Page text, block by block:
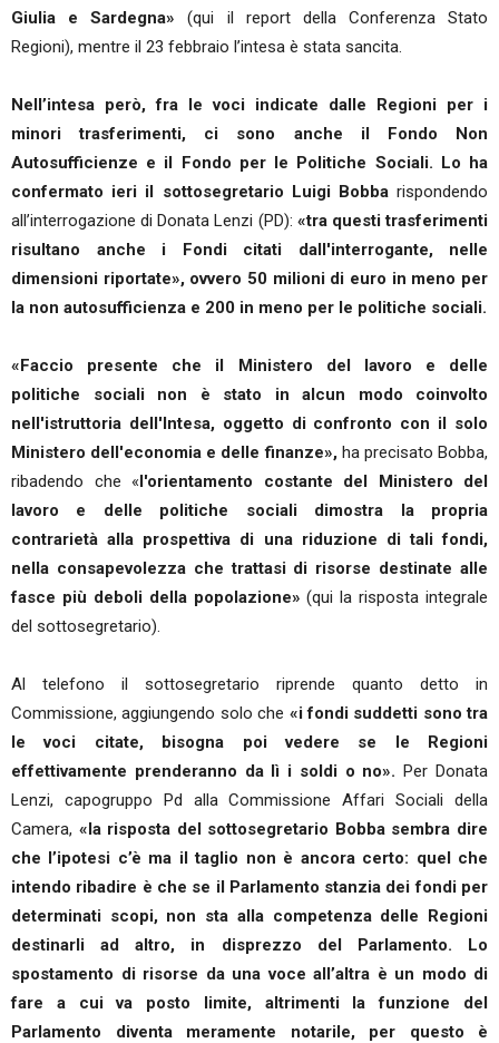
Giulia e Sardegna»(qui il report della Conferenza Stato
Regioni), mentre il 23 febbraio l’intesa è stata sancita.
Nell’intesa però, fra le voci indicate dalle Regioni per i
minori trasferimenti, ci sono anche il Fondo Non
Autosufficienze e il Fondo per le Politiche Sociali. Lo ha
confermato ieri il sottosegretario Luigi Bobbarispondendo
all’interrogazione di Donata Lenzi (PD): «tra questi trasferimenti
risultano anche i Fondi citati dall'interrogante, nelle
dimensioni riportate», ovvero 50 milioni di euro in meno per
la non autosufficienza e 200 in meno per le politiche sociali.
«Faccio presente che il Ministero del lavoro e delle
politiche sociali non è stato in alcun modo coinvolto
nell'istruttoria dell'Intesa, oggetto di confronto con il solo
Ministero dell'economia e delle finanze», ha precisato Bobba,
ribadendo che «l'orientamento costante del Ministero del
lavoro e delle politiche sociali dimostra la propria
contrarietà alla prospettiva di una riduzione di tali fondi,
nella consapevolezza che trattasi di risorse destinate alle
fasce più deboli della popolazione»(qui la risposta integrale
del sottosegretario).
Al telefono il sottosegretario riprende quanto detto in
Commissione, aggiungendo solo che «i fondi suddetti sono tra
le voci citate, bisogna poi vedere se le Regioni
effettivamente prenderanno da lì i soldi o no».Per Donata
Lenzi, capogruppo Pd alla Commissione Affari Sociali della
Camera, «la risposta del sottosegretario Bobba sembra dire
che l’ipotesi c’è ma il taglio non è ancora certo: quel che
intendo ribadire è che se il Parlamento stanzia dei fondi per
determinati scopi, non sta alla competenza delle Regioni
destinarli ad altro, in disprezzo del Parlamento. Lo
spostamento di risorse da una voce all’altra è un modo di
fare a cui va posto limite, altrimenti la funzione del
Parlamento diventa meramente notarile, per questo è